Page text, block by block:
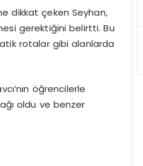
dikkat çeken Seyhan,
gerektiğini belirtti. Bu
rotalar gibi alanlarda
öğrencilerle
oldu ve benzer